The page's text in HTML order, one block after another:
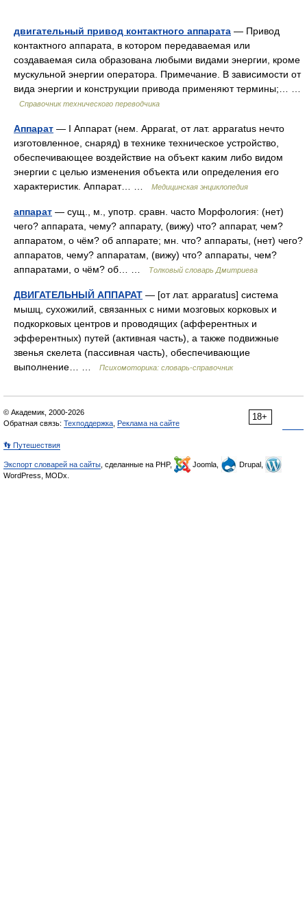
двигательный привод контактного аппарата — Привод
контактного аппарата, в котором передаваемая или
создаваемая сила образована любыми видами энергии, кроме
мускульной энергии оператора. Примечание. В зависимости от
вида энергии и конструкции привода применяют термины;… …
Справочник технического переводчика
Аппарат — I Аппарат (нем. Apparat, от лат. apparatus нечто
изготовленное, снаряд) в технике техническое устройство,
обеспечивающее воздействие на объект каким либо видом
энергии с целью изменения объекта или определения его
характеристик. Аппарат… …
Медицинская энциклопедия
аппарат — сущ., м., употр. сравн. часто Морфология: (нет)
чего? аппарата, чему? аппарату, (вижу) что? аппарат, чем?
аппаратом, о чём? об аппарате; мн. что? аппараты, (нет) чего?
аппаратов, чему? аппаратам, (вижу) что? аппараты, чем?
аппаратами, о чём? об… …
Толковый словарь Дмитриева
ДВИГАТЕЛЬНЫЙ АППАРАТ — [от лат. аpparatus] система
мышц, сухожилий, связанных с ними мозговых корковых и
подкорковых центров и проводящих (афферентных и
эфферентных) путей (активная часть), а также подвижные
звенья скелета (пассивная часть), обеспечивающие
выполнение… …
Психомоторика: cловарь-справочник
18+
© Академик, 2000-2026
Обратная связь: Техподдержка Реклама на сайте
👣 Путешествия
Экспорт словарей на сайты , сделанные на PHP, Joomla,
Drupal,
WordPress, MODx.